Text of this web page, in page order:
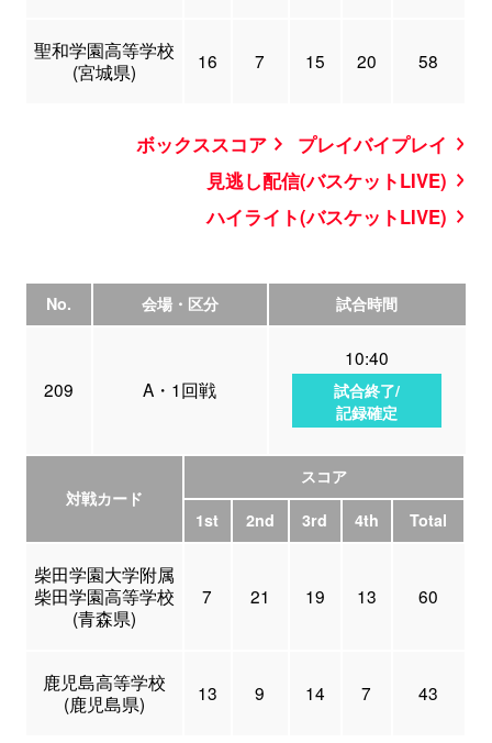
聖和学園高等学校
(宮城県)
16 7 15 20 58
ボックススコア
プレイバイプレイ
見逃し配信(バスケットLIVE)
ハイライト(バスケットLIVE)
No. 会場・区分 試合時間
209 A・1回戦
10:40
試合終了/
記録確定
対戦カード
スコア
1st
2nd 3rd 4th Total
柴田学園大学附属
柴田学園高等学校
(青森県)
7 21 19 13 60
鹿児島高等学校
(鹿児島県)
13 9 14 7 43